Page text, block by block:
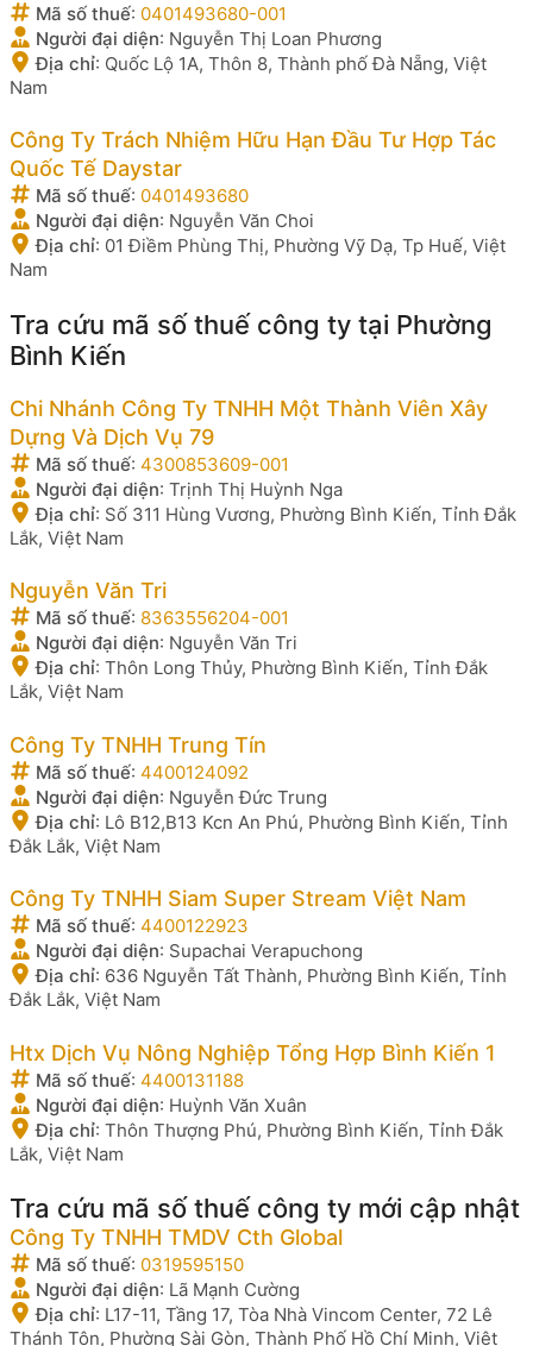
Mã số thuế: 0401493680-001
Người đại diện: Nguyễn Thị Loan Phương
Địa chỉ: Quốc Lộ 1A, Thôn 8, Thành phố Đà Nẵng, Việt
Nam
Công Ty Trách Nhiệm Hữu Hạn Đầu Tư Hợp Tác
Quốc Tế Daystar
Mã số thuế: 0401493680
Người đại diện: Nguyễn Văn Choi
Địa chỉ: 01 Điềm Phùng Thị, Phường Vỹ Dạ, Tp Huế, Việt
Nam
Tra cứu mã số thuế công ty tại Phường
Bình Kiến
Chi Nhánh Công Ty TNHH Một Thành Viên Xây
Dựng Và Dịch Vụ 79
Mã số thuế: 4300853609-001
Người đại diện: Trịnh Thị Huỳnh Nga
Địa chỉ: Số 311 Hùng Vương, Phường Bình Kiến, Tỉnh Đắk
Lắk, Việt Nam
Nguyễn Văn Tri
Mã số thuế: 8363556204-001
Người đại diện: Nguyễn Văn Tri
Địa chỉ: Thôn Long Thủy, Phường Bình Kiến, Tỉnh Đắk
Lắk, Việt Nam
Công Ty TNHH Trung Tín
Mã số thuế: 4400124092
Người đại diện: Nguyễn Đức Trung
Địa chỉ: Lô B12,B13 Kcn An Phú, Phường Bình Kiến, Tỉnh
Đắk Lắk, Việt Nam
Công Ty TNHH Siam Super Stream Việt Nam
Mã số thuế: 4400122923
Người đại diện: Supachai Verapuchong
Địa chỉ: 636 Nguyễn Tất Thành, Phường Bình Kiến, Tỉnh
Đắk Lắk, Việt Nam
Htx Dịch Vụ Nông Nghiệp Tổng Hợp Bình Kiến 1
Mã số thuế: 4400131188
Người đại diện: Huỳnh Văn Xuân
Địa chỉ: Thôn Thượng Phú, Phường Bình Kiến, Tỉnh Đắk
Lắk, Việt Nam
Tra cứu mã số thuế công ty mới cập nhật
Công Ty TNHH TMDV Cth Global
Mã số thuế: 0319595150
Người đại diện: Lã Mạnh Cường
Địa chỉ: L17-11, Tầng 17, Tòa Nhà Vincom Center, 72 Lê
Thánh Tôn, Phường Sài Gòn, Thành Phố Hồ Chí Minh, Việt